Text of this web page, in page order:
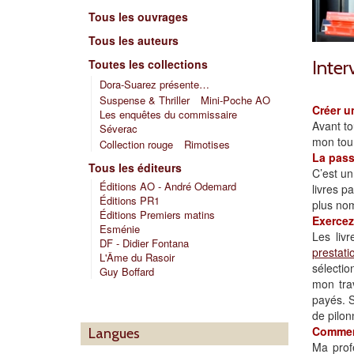
Tous les ouvrages
Tous les auteurs
Toutes les collections
Dora-Suarez présente…
Suspense & Thriller
Mini-Poche AO
Les enquêtes du commissaire
Séverac
Collection rouge
Rimotises
Tous les éditeurs
Éditions AO - André Odemard
Éditions PR1
Éditions Premiers matins
Esménie
DF - Didier Fontana
L'Âme du Rasoir
Guy Boffard
Langues
Créer
Avant
mon
La
C’est
livres
plus
Les
mon
payés.
de
Ma